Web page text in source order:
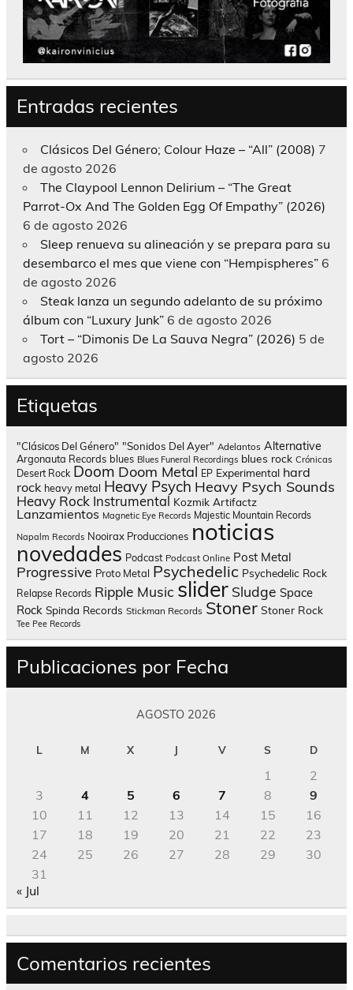
Entradas recientes
Clásicos Del Género; Colour Haze – “All” (2008) 7
de agosto 2026
The Claypool Lennon Delirium – “The Great
Parrot-Ox And The Golden Egg Of Empathy” (2026)
6 de agosto 2026
Sleep renueva su alineación y se prepara para su
desembarco el mes que viene con “Hempispheres” 6
de agosto 2026
Steak lanza un segundo adelanto de su próximo
álbum con “Luxury Junk” 6 de agosto 2026
Tort – “Dimonis De La Sauva Negra” (2026) 5 de
agosto 2026
Etiquetas
"Clásicos Del Género" "Sonidos Del Ayer" Adelantos Alternative
Argonauta Records blues Blues Funeral Recordings blues rock Crónicas
Desert Rock Doom Doom Metal EP Experimental hard
rock heavy metal Heavy Psych Heavy Psych Sounds
Heavy Rock Instrumental Kozmik Artifactz
Lanzamientos Magnetic Eye Records Majestic Mountain Records
Napalm Records Nooirax Producciones noticias
novedades Podcast Podcast Online Post Metal
Progressive Proto Metal Psychedelic Psychedelic Rock
Relapse Records Ripple Music slider Sludge Space
Rock Spinda Records Stickman Records Stoner Stoner Rock
Tee Pee Records
Publicaciones por Fecha
AGOSTO 2026
L M X J V S D
1
2
3
4 5 6 7 8
9
10
11 12 13 14 15
16
17
18 19 20 21 22
23
24
25 26 27 28 29
30
31
« Jul
Comentarios recientes